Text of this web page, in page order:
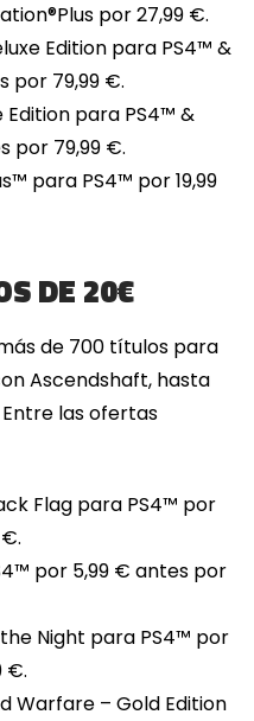
por 27,99 €.
Edition para PS4™ &
por 79,99 €.
Edition para PS4™ &
por 79,99 €.
para PS4™ por 19,99
DE 20€
de 700 títulos para
Ascendshaft, hasta
las ofertas
Flag para PS4™ por
por 5,99 € antes por
Night para PS4™ por
€.
Warfare – Gold Edition